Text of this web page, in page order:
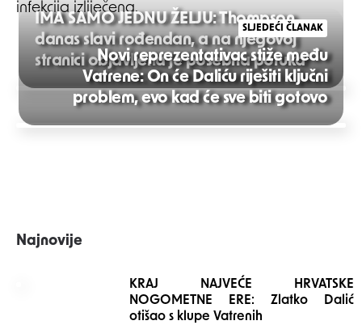
infekcija izliječena.
Post
navigation
IMA SAMO JEDNU ŽELJU: Thompson
danas slavi rođendan, a na njegovoj
stranici objavljena je posebna poruka
SLJEDEĆI ČLANAK
Novi reprezentativac stiže među
Vatrene: On će Daliću riješiti ključni
problem, evo kad će sve biti gotovo
Najnovije
KRAJ NAJVEĆE HRVATSKE
NOGOMETNE ERE: Zlatko Dalić
otišao s klupe Vatrenih